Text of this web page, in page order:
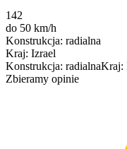
142
do 50 km/h
Konstrukcja: radialna
Kraj: Izrael
Konstrukcja: radialnaKraj:
Zbieramy opinie